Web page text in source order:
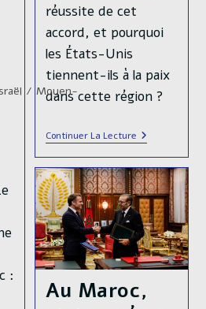
réussite de cet
accord, et pourquoi
les États-Unis
tiennent-ils à la paix
dans cette région ?
Continuer La LectureAccord
De
Paix
Entre
La
RDC
Et
Le
Rwanda
:
Le
M23
Comme
Grand
/ Moyen-
:
Au Maroc,